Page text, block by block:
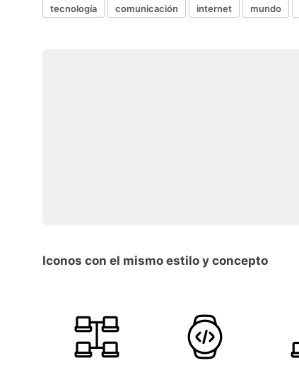
tecnología comunicación internet mundo
Iconos con el mismo estilo y concepto